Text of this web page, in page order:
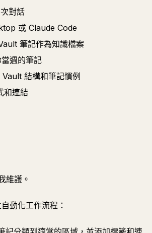
對話
或 Claude Code
筆記作為知識檔案
週的筆記
結構和筆記慣例
和連結
維護。
動化工作流程：